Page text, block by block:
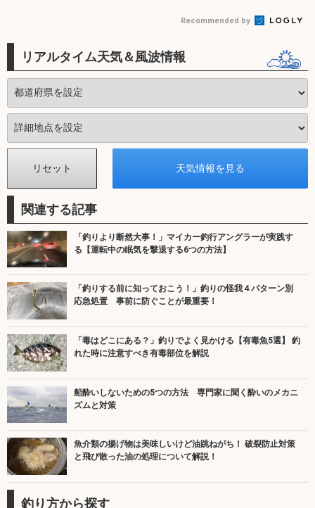
Recommended by
リアルタイム天気＆風波情報
関連する記事
「釣りより断然大事！」マイカー釣行アングラーが実践す
る【運転中の眠気を撃退する6つの方法】
「釣りする前に知っておこう！」釣りの怪我４パターン別
応急処置 事前に防ぐことが最重要！
「毒はどこにある？」釣りでよく見かける【有毒魚5選】 釣
れた時に注意すべき有毒部位を解説
船酔いしないための5つの方法 専門家に聞く酔いのメカニ
ズムと対策
魚介類の揚げ物は美味しいけど油跳ねがち！ 破裂防止対策
と飛び散った油の処理について解説！
釣り方から探す